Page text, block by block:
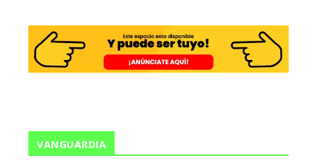
VANGUARDIA